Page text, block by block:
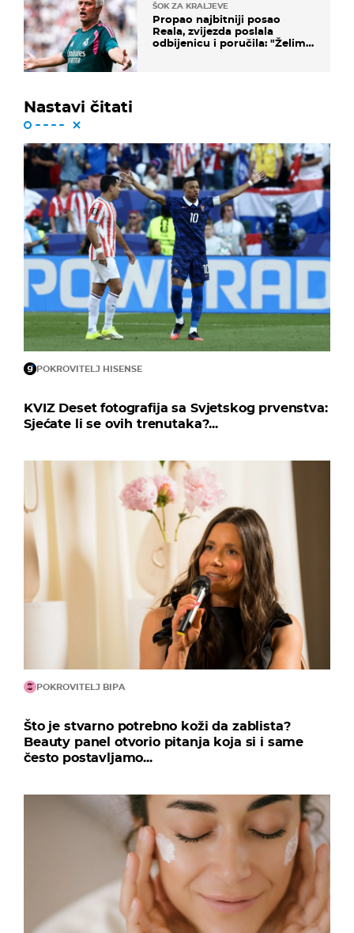
ŠOK ZA KRALJEVE
Propao najbitniji posao
Reala, zvijezda poslala
odbijenicu i poručila: "Želim
Nastavi čitati
POKROVITELJ HISENSE
KVIZ Deset fotografija sa Svjetskog prvenstva:
Sjećate li se ovih trenutaka?...
POKROVITELJ BIPA
Što je stvarno potrebno koži da zablista?
Beauty panel otvorio pitanja koja si i same
često postavljamo...